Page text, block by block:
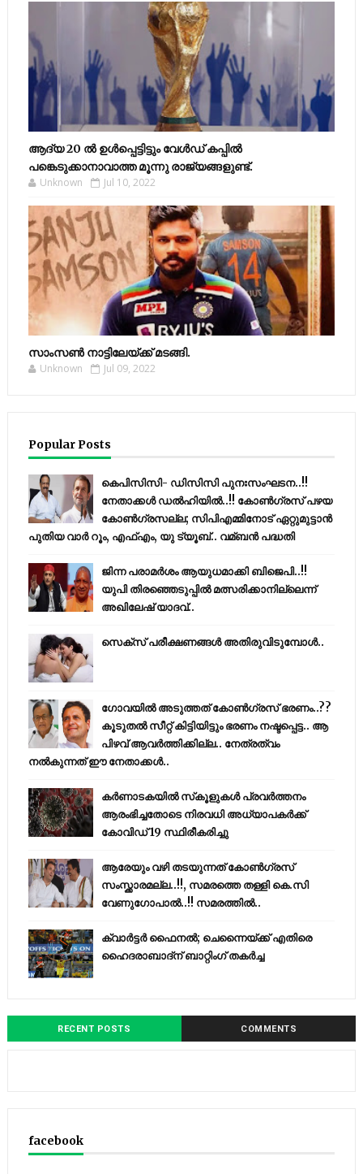
ആദ്യ 20 ല്‍ ഉള്‍പ്പെട്ടിട്ടും വേള്‍ഡ് കപ്പില്‍
പങ്കെടുക്കാനാവാത്ത മൂന്നു രാജ്യങ്ങളുണ്ട്.
Unknown Jul 10, 2022
സാംസണ്‍ നാട്ടിലേയ്‌ക്ക് മടങ്ങി.
Unknown Jul 09, 2022
Popular Posts
കെപിസിസി- ഡിസിസി പുനഃസംഘടന..!!
നേതാക്കൾ ഡൽഹിയിൽ..!! കോണ്‍ഗ്രസ് പഴയ
കോണ്‍ഗ്രസല്ല; സിപിഎമ്മിനോട് ഏറ്റുമുട്ടാന്‍
പുതിയ വാര്‍ റൂം, എഫ്‌എം, യു ട്യൂബ്.. വമ്ബന്‍ പദ്ധതി
ജിന്ന പരാമര്‍ശം ആയുധമാക്കി ബിജെപി..!!
യുപി തിരഞ്ഞെടുപ്പില്‍ മത്സരിക്കാനില്ലെന്ന്
അഖിലേഷ് യാദവ്..
സെക്സ് പരീക്ഷണങ്ങൾ അതിരുവിടുമ്പോൾ..
ഗോവയിൽ അടുത്തത് കോൺഗ്രസ് ഭരണം..??
കൂടുതൽ സീറ്റ് കിട്ടിയിട്ടും ഭരണം നഷ്ടപ്പെട്ട.. ആ
പിഴവ് ആവർത്തിക്കില്ല.. നേത്രത്വം
നൽകുന്നത് ഈ നേതാക്കൾ..
കര്‍ണാടകയില്‍ സ്‌കൂളുകള്‍ പ്രവര്‍ത്തനം
ആരംഭിച്ചതോടെ നിരവധി അധ്യാപകര്‍ക്ക്
കോവിഡ് 19 സ്ഥിരീകരിച്ചു
ആരേയും വഴി തടയുന്നത് കോണ്‍ഗ്രസ്
സംസ്ക്കാരമല്ല..!!, സമരത്തെ തള്ളി കെ.സി
വേണുഗോപാൽ..!! സമരത്തിൽ..
ക്വാർട്ടർ ഫൈനൽ; ചെന്നൈയ്ക്ക് എതിരെ
ഹൈദരാബാദ്ന് ബാറ്റിംഗ് തകർച്ച
RECENT POSTS COMMENTS
facebook